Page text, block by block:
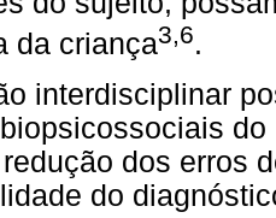
da criança3,6.
interdisciplinar
dos erros
do